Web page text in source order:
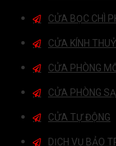
CỬA BỌC CHÌ
CỬA KÍNH
CỬA PHÒNG
CỬA PHÒNG
CỬA TỰ ĐỘNG
DỊCH VỤ BẢO